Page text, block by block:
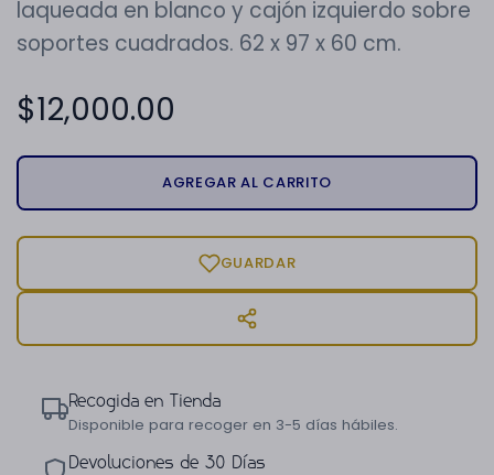
laqueada en blanco y cajón izquierdo sobre
soportes cuadrados. 62 x 97 x 60 cm.
$12,000.00
AGREGAR AL CARRITO
GUARDAR
Recogida en Tienda
Disponible para recoger en 3-5 días hábiles.
Devoluciones de 30 Días